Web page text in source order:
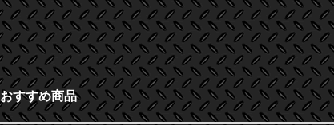
おすすめ商品